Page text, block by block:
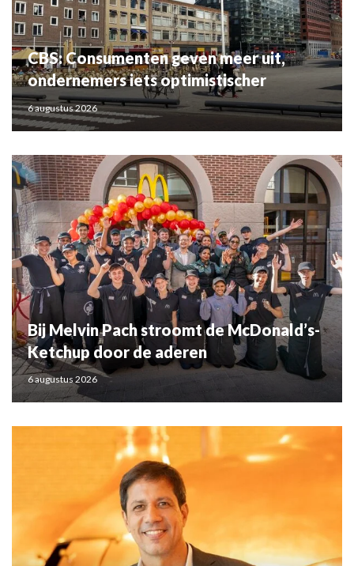
CBS: Consumenten geven meer uit,
ondernemers iets optimistischer
6 augustus 2026
Bij Melvin Pach stroomt de McDonald’s-
Ketchup door de aderen
6 augustus 2026